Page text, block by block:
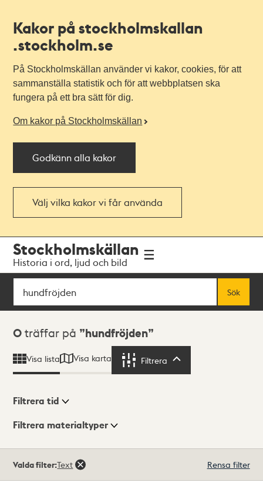
Kakor på stockholmskallan
.stockholm.se
På Stockholmskällan använder vi kakor, cookies, för att
sammanställa statistik och för att webbplatsen ska
fungera på ett bra sätt för dig.
Om kakor på Stockholmskällan
Godkänn alla kakor
Välj vilka kakor vi får använda
navigationen
huvudinnehållet
Stockholmskällan
Historia i ord, ljud och bild
Sök
Sök
Sökresultat
0 träffar på hundfröjden
Visa lista Visa karta Filtrera
Visningsläge
Filtrera tid
Filtrera materialtyper
träffar
Valda filter:Text Rensa filter